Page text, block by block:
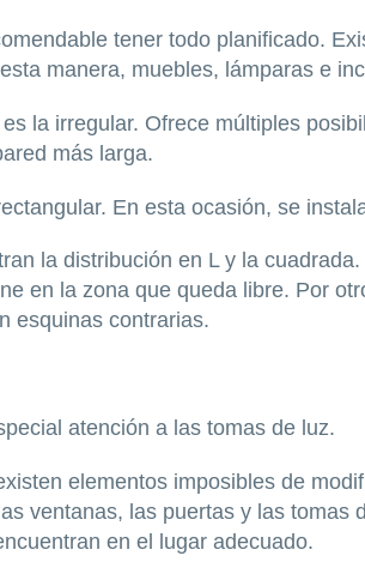
tener todo planificado.
manera, muebles, lámparas e
la irregular. Ofrece múltiples
más larga.
En esta ocasión, se
la distribución en L y la
en la zona que queda libre. Por
esquinas contrarias.
atención a las tomas de luz.
elementos imposibles de
ventanas, las puertas y las tomas
en el lugar adecuado.